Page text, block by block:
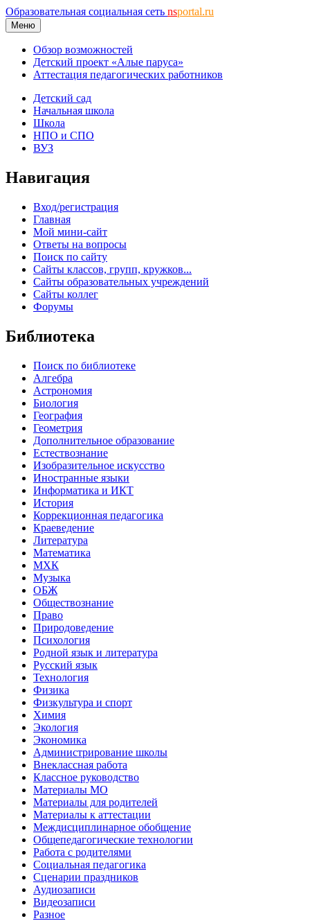
Образовательная социальная сеть nsportal.ru
Меню
Обзор возможностей
Детский проект «Алые паруса»
Аттестация педагогических работников
Детский сад
Начальная школа
Школа
НПО и СПО
ВУЗ
Навигация
Вход/регистрация
Главная
Мой мини-сайт
Ответы на вопросы
Поиск по сайту
Сайты классов, групп, кружков...
Сайты образовательных учреждений
Сайты коллег
Форумы
Библиотека
Поиск по библиотеке
Алгебра
Астрономия
Биология
География
Геометрия
Дополнительное образование
Естествознание
Изобразительное искусство
Иностранные языки
Информатика и ИКТ
История
Коррекционная педагогика
Краеведение
Литература
Математика
МХК
Музыка
ОБЖ
Обществознание
Право
Природоведение
Психология
Родной язык и литература
Русский язык
Технология
Физика
Физкультура и спорт
Химия
Экология
Экономика
Администрирование школы
Внеклассная работа
Классное руководство
Материалы МО
Материалы для родителей
Материалы к аттестации
Междисциплинарное обобщение
Общепедагогические технологии
Работа с родителями
Социальная педагогика
Сценарии праздников
Аудиозаписи
Видеозаписи
Разное